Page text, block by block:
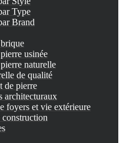
Type
Brand
usinée
naturelle
de qualité
de pierre
architecturaux
foyers et vie extérieure